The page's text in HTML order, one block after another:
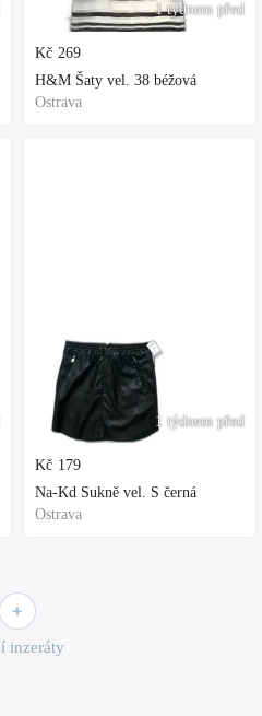
1 týdnem před
Kč 269
H&M Šaty vel. 38 béžová
Ostrava
1 týdnem před
Kč 179
Na-Kd Sukně vel. S černá
Ostrava
inzeráty